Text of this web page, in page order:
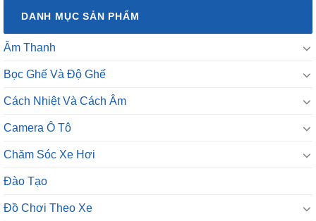
DANH MỤC SẢN PHẨM
Âm Thanh
Bọc Ghế Và Độ Ghế
Cách Nhiệt Và Cách Âm
Camera Ô Tô
Chăm Sóc Xe Hơi
Đào Tạo
Đồ Chơi Theo Xe